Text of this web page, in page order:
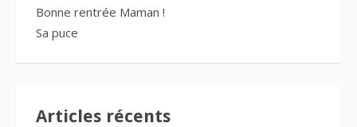
Bonne rentrée Maman !
Sa puce
Articles récents